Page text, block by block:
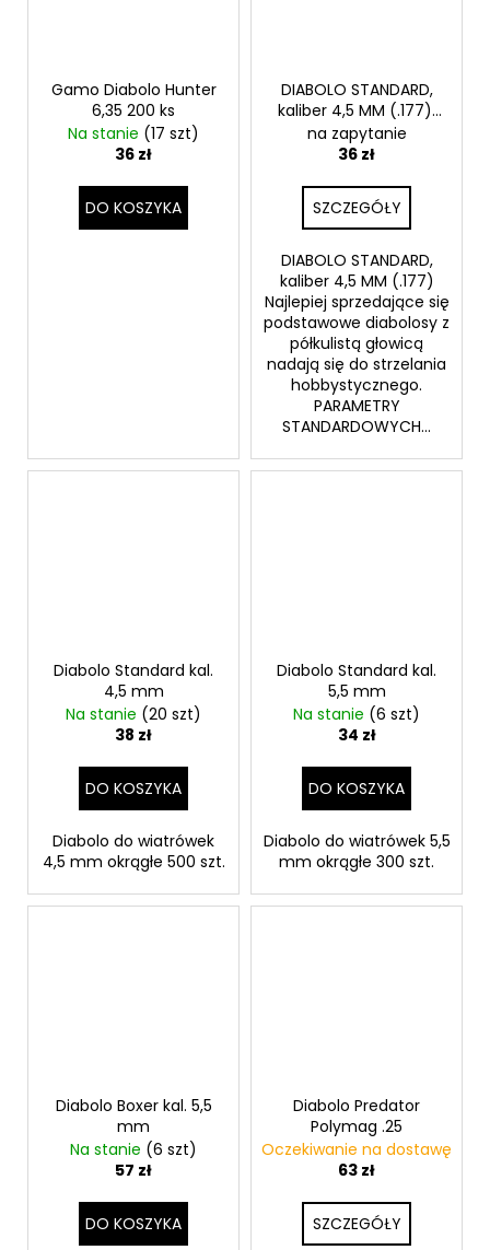
Gamo Diabolo Hunter
6,35 200 ks
Na stanie (17 szt)
36 zł
DO KOSZYKA
DIABOLO STANDARD,
kaliber 4,5 MM (.177),
500 KS, Kovohutě
Příbram
na zapytanie
36 zł
SZCZEGÓŁY
DIABOLO STANDARD,
kaliber 4,5 MM (.177)
Najlepiej sprzedające się
podstawowe diabolosy z
półkulistą głowicą
nadają się do strzelania
hobbystycznego.
PARAMETRY
STANDARDOWYCH...
Diabolo Standard kal.
4,5 mm
Na stanie (20 szt)
38 zł
DO KOSZYKA
Diabolo do wiatrówek
4,5 mm okrągłe 500 szt.
Diabolo Standard kal.
5,5 mm
Na stanie (6 szt)
34 zł
DO KOSZYKA
Diabolo do wiatrówek 5,5
mm okrągłe 300 szt.
Diabolo Boxer kal. 5,5
mm
Na stanie (6 szt)
57 zł
DO KOSZYKA
Diabolo Predator
Polymag .25
Oczekiwanie na dostawę
63 zł
SZCZEGÓŁY